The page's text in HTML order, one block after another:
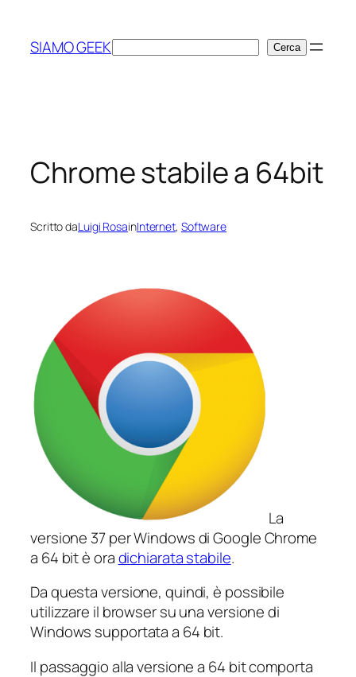
contenuto
SIAMO GEEKCerca Cerca
Chrome stabile a 64bit
Scritto daLuigi RosainInternet, Software
La
versione 37 per Windows di Google Chrome
a 64 bit è oradichiarata stabile.
Da questa versione, quindi, è possibile
utilizzare il browser su una versione di
Windows supportata a 64 bit.
Il passaggio alla versione a 64 bit comporta